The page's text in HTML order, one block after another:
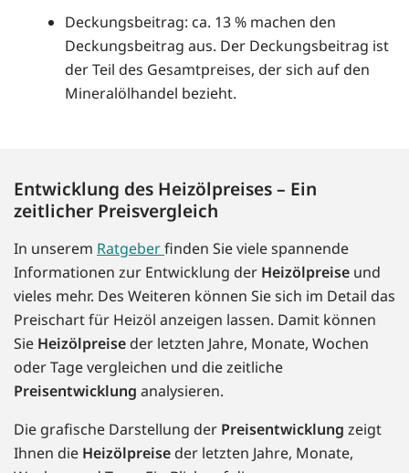
Deckungsbeitrag: ca. 13 % machen den
Deckungsbeitrag aus. Der Deckungsbeitrag ist
der Teil des Gesamtpreises, der sich auf den
Mineralölhandel bezieht.
Entwicklung des Heizölpreises – Ein
zeitlicher Preisvergleich
In unserem Ratgeberfinden Sie viele spannende
Informationen zur Entwicklung der Heizölpreise und
vieles mehr. Des Weiteren können Sie sich im Detail das
Preischart für Heizöl anzeigen lassen. Damit können
Sie Heizölpreise der letzten Jahre, Monate, Wochen
oder Tage vergleichen und die zeitliche
Preisentwicklung analysieren.
Die grafische Darstellung der Preisentwicklung zeigt
Ihnen die Heizölpreise der letzten Jahre, Monate,